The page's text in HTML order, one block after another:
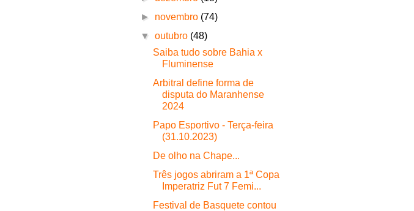
► novembro (74)
▼outubro (48)
Saiba tudo sobre Bahia x
Fluminense
Arbitral define forma de
disputa do Maranhense
2024
Papo Esportivo - Terça-feira
(31.10.2023)
De olho na Chape...
Três jogos abriram a 1ª Copa
Imperatriz Fut 7 Femi...
Festival de Basquete contou